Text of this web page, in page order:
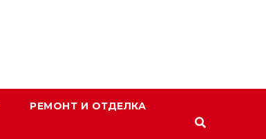
РЕМОНТ И ОТДЕЛКА